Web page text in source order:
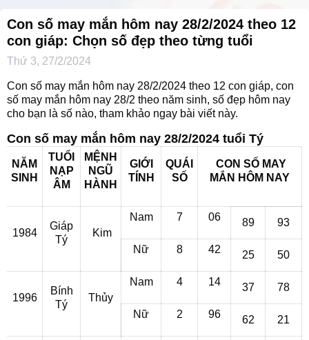
Con số may mắn hôm nay 28/2/2024 theo 12
con giáp: Chọn số đẹp theo từng tuổi
Thứ 3, 27/2/2024
Con số may mắn hôm nay 28/2/2024 theo 12 con giáp, con
số may mắn hôm nay 28/2 theo năm sinh, số đẹp hôm nay
cho bạn là số nào, tham khảo ngay bài viết này.
Con số may mắn hôm nay 28/2/2024 tuổi Tý
NĂM
SINH
TUỔI
NẠP
ÂM
MỆNH
NGŨ
HÀNH
GIỚI
TÍNH
QUÁI
SỐ
CON SỐ MAY
MẮN HÔM NAY
1984
Giáp
Tý
Kim
Nam 7 06 89 93
Nữ 8 42 25 50
1996
Bính
Tý
Thủy
Nam 4 14 37 78
Nữ 2 96 62 21